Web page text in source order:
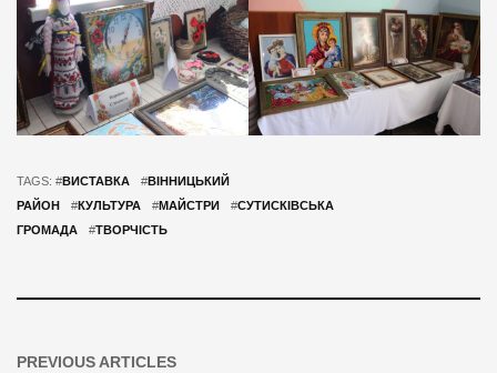
TAGS: #ВИСТАВКА #ВІННИЦЬКИЙ
РАЙОН
#КУЛЬТУРА #МАЙСТРИ #СУТИСКІВСЬКА
ГРОМАДА
#ТВОРЧІСТЬ
PREVIOUS ARTICLES